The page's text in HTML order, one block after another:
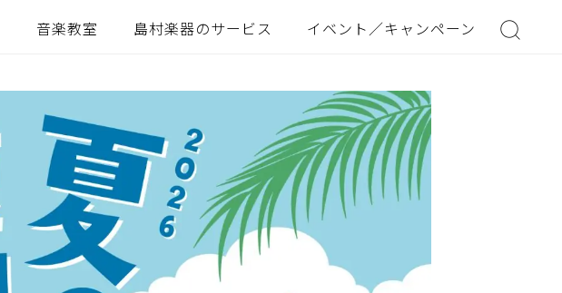
音楽教室 島村楽器のサービス イベント／キャンペーン